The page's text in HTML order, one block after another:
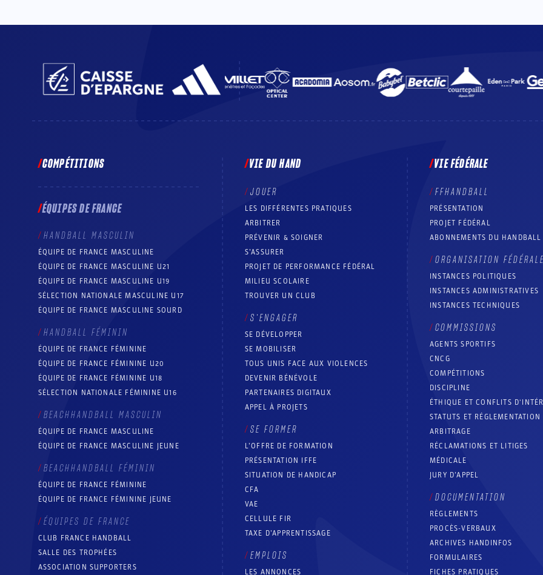
COMPÉTITIONS
ÉQUIPES DE FRANCE
HANDBALL MASCULIN
ÉQUIPE DE FRANCE MASCULINE
ÉQUIPE DE FRANCE MASCULINE U21
ÉQUIPE DE FRANCE MASCULINE U19
SÉLECTION NATIONALE MASCULINE U17
ÉQUIPE DE FRANCE MASCULINE SOURD
HANDBALL FÉMININ
ÉQUIPE DE FRANCE FÉMININE
ÉQUIPE DE FRANCE FÉMININE U20
ÉQUIPE DE FRANCE FÉMININE U18
SÉLECTION NATIONALE FÉMININE U16
BEACHHANDBALL MASCULIN
ÉQUIPE DE FRANCE MASCULINE
ÉQUIPE DE FRANCE MASCULINE JEUNE
BEACHHANDBALL FÉMININ
ÉQUIPE DE FRANCE FÉMININE
ÉQUIPE DE FRANCE FÉMININE JEUNE
ÉQUIPES DE FRANCE
CLUB FRANCE HANDBALL
SALLE DES TROPHÉES
ASSOCIATION SUPPORTERS
VIE DU HAND
JOUER
LES DIFFÉRENTES PRATIQUES
ARBITRER
PRÉVENIR & SOIGNER
S’ASSURER
PROJET DE PERFORMANCE FÉDÉRAL
MILIEU SCOLAIRE
TROUVER UN CLUB
S’ENGAGER
SE DÉVELOPPER
SE MOBILISER
TOUS UNIS FACE AUX VIOLENCES
DEVENIR BÉNÉVOLE
PARTENAIRES DIGITAUX
APPEL À PROJETS
SE FORMER
L’OFFRE DE FORMATION
PRÉSENTATION IFFE
SITUATION DE HANDICAP
CFA
VAE
CELLULE FIR
TAXE D’APPRENTISSAGE
EMPLOIS
LES ANNONCES
VIE FÉDÉRALE
FFHANDBALL
PRÉSENTATION
PROJET FÉDÉRAL
ABONNEMENTS DU HANDBALL
ORGANISATION FÉDÉRALE
INSTANCES POLITIQUES
INSTANCES ADMINISTRATIVES
INSTANCES TECHNIQUES
COMMISSIONS
AGENTS SPORTIFS
CNCG
COMPÉTITIONS
DISCIPLINE
ÉTHIQUE ET CONFLITS
STATUTS ET RÉGLEMENTATION
ARBITRAGE
RÉCLAMATIONS ET LITIGES
MÉDICALE
JURY D’APPEL
DOCUMENTATION
RÈGLEMENTS
PROCÈS-VERBAUX
ARCHIVES HANDINFOS
FORMULAIRES
FICHES PRATIQUES